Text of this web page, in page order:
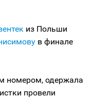
из Польши
в финале
номером, одержала
провели